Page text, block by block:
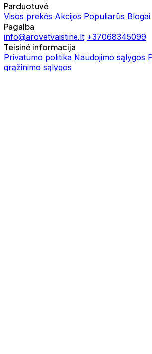
Parduotuvė
Visos prekės Akcijos Populiarūs Blogai
Pagalba
info@arovetvaistine.lt +37068345099
Teisinė informacija
Privatumo politika Naudojimo sąlygos
grąžinimo sąlygos